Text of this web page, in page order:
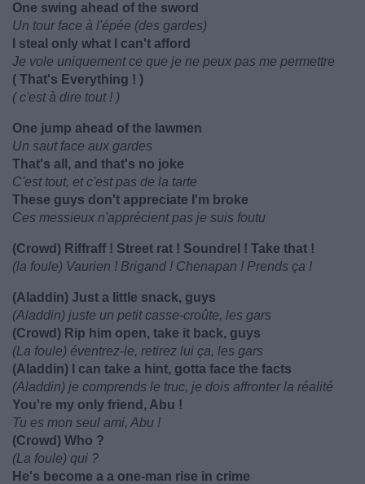
One swing ahead of the sword
Un tour face à l'épée (des gardes)
I steal only what I can't afford
Je vole uniquement ce que je ne peux pas me permettre
( That's Everything ! )
( c'est à dire tout ! )
One jump ahead of the lawmen
Un saut face aux gardes
That's all, and that's no joke
C'est tout, et c'est pas de la tarte
These guys don't appreciate I'm broke
Ces messieux n'apprécient pas je suis foutu
(Crowd) Riffraff ! Street rat ! Soundrel ! Take that !
(la foule) Vaurien ! Brigand ! Chenapan ! Prends ça !
(Aladdin) Just a little snack, guys
(Aladdin) juste un petit casse-croûte, les gars
(Crowd) Rip him open, take it back, guys
(La foule) éventrez-le, retirez lui ça, les gars
(Aladdin) I can take a hint, gotta face the facts
(Aladdin) je comprends le truc, je dois affronter la réalité
You're my only friend, Abu !
Tu es mon seul ami, Abu !
(Crowd) Who ?
(La foule) qui ?
He's become a a one-man rise in crime